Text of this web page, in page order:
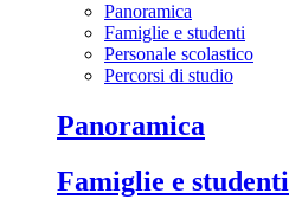
Panoramica
Famiglie e studenti
Personale scolastico
Percorsi di studio
Panoramica
Famiglie e studenti